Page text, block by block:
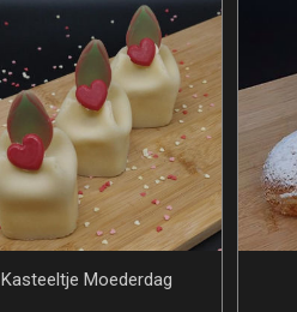
Kasteeltje Moederdag